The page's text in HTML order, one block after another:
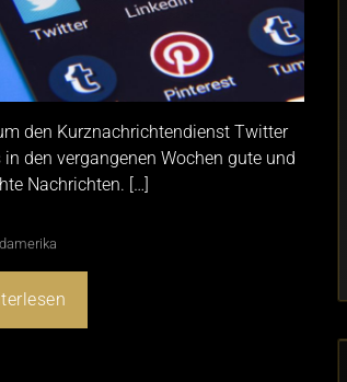
den Kurznachrichtendienst Twitter
in den vergangenen Wochen gute und
Nachrichten. […]